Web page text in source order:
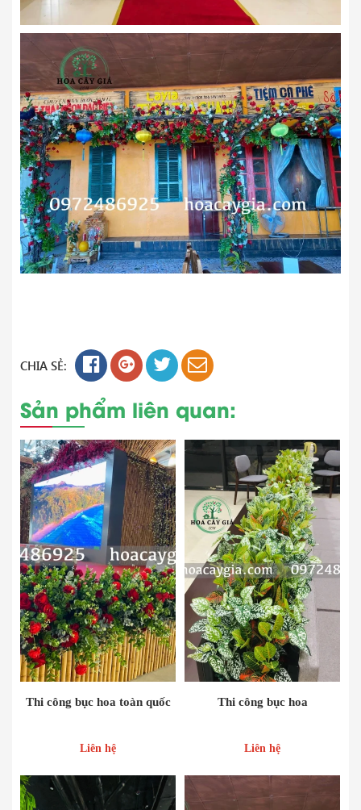
CHIA SẺ:
Sản phẩm liên quan:
Thi công bục hoa toàn quốc
Liên hệ
Thi công bục hoa
Liên hệ